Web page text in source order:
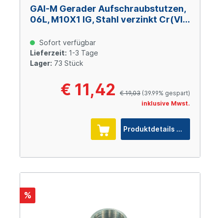
GAI-M Gerader Aufschraubstutzen,
06L, M10X1 IG, Stahl verzinkt Cr(VI)-
Sofort verfügbar
Lieferzeit: 1-3 Tage
Lager: 73 Stück
€ 11,42 € 19,03 (39.99% gespart)
inklusive Mwst.
Produktdetails
%